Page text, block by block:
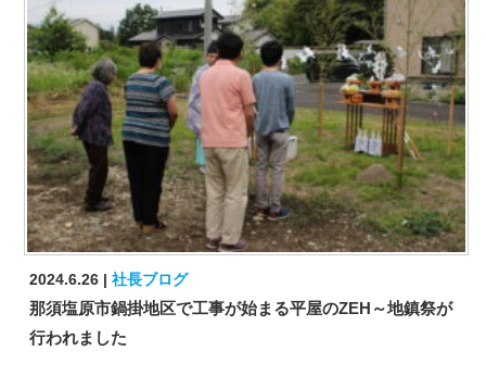
2024.6.26 社長ブログ
那須塩原市鍋掛地区で工事が始まる平屋のZEH～地鎮祭が
行われました